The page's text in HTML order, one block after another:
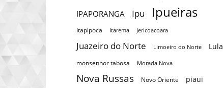
IPAPORANGA Ipu Ipueiras
Itapipoca Itarema Jericoacoara
Juazeiro do Norte Limoeiro do Norte Lula
monsenhor tabosa Morada Nova
Nova Russas Novo Oriente piaui